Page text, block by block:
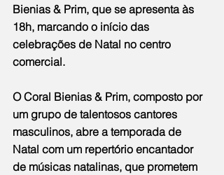
Bienias & Prim, que se apresenta às
18h, marcando o início das
celebrações de Natal no centro
comercial.
O Coral Bienias & Prim, composto por
um grupo de talentosos cantores
masculinos, abre a temporada de
Natal com um repertório encantador
de músicas natalinas, que prometem